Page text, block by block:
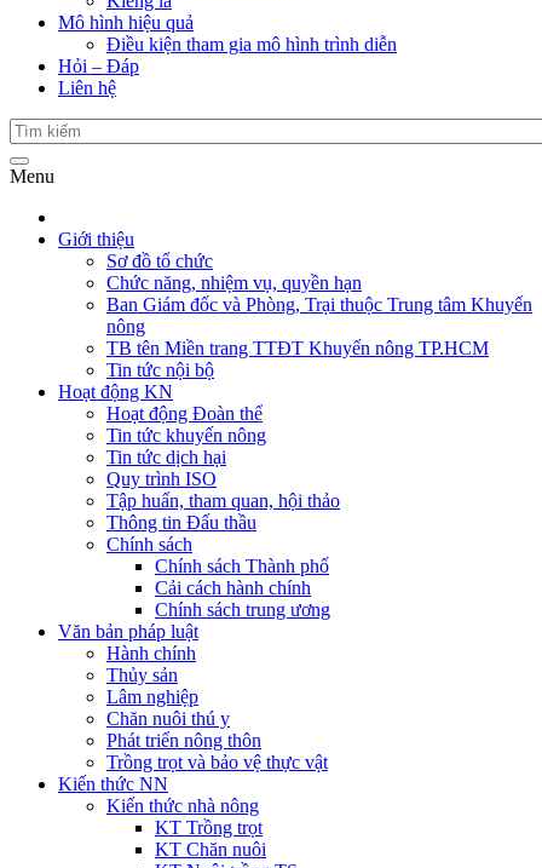
Mô hình hiệu quả
Điều kiện tham gia mô hình trình diễn
Hỏi – Đáp
Liên hệ
Menu
Giới thiệu
Sơ đồ tổ chức
Chức năng, nhiệm vụ, quyền hạn
Ban Giám đốc và Phòng, Trại thuộc Trung tâm Khuyến
nông
TB tên Miền trang TTĐT Khuyến nông TP.HCM
Tin tức nội bộ
Hoạt động KN
Hoạt động Đoàn thể
Tin tức khuyến nông
Tin tức dịch hại
Quy trình ISO
Tập huấn, tham quan, hội thảo
Thông tin Đấu thầu
Chính sách
Chính sách Thành phố
Cải cách hành chính
Chính sách trung ương
Văn bản pháp luật
Hành chính
Thủy sản
Lâm nghiệp
Chăn nuôi thú y
Phát triển nông thôn
Trồng trọt và bảo vệ thực vật
Kiến thức NN
Kiến thức nhà nông
KT Trồng trọt
KT Chăn nuôi